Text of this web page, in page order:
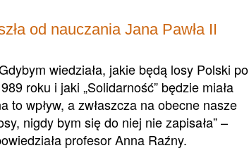
od nauczania Jana Pawła II
wiedziała, jakie będą losy Polski po
roku i jaki „Solidarność” będzie miała
to wpływ, a zwłaszcza na obecne nasze
nigdy bym się do niej nie zapisała” –
profesor Anna Raźny.